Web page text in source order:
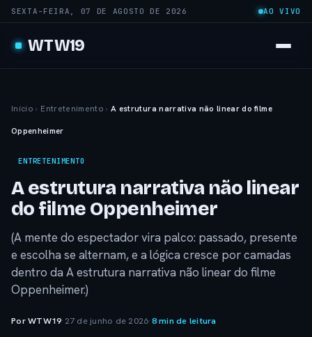
SEXTA-FEIRA, 07 DE AGOSTO DE 2026 AO VIVO
WTW19
Início › Entretenimento › A estrutura narrativa não linear do filme
Oppenheimer
ENTRETENIMENTO
A estrutura narrativa não linear
do filme Oppenheimer
(A mente do espectador vira palco: passado, presente
e escolha se alternam, e a lógica cresce por camadas
dentro da A estrutura narrativa não linear do filme
Oppenheimer.)
Por WTW19· 27 de junho de 2026·8 min de leitura